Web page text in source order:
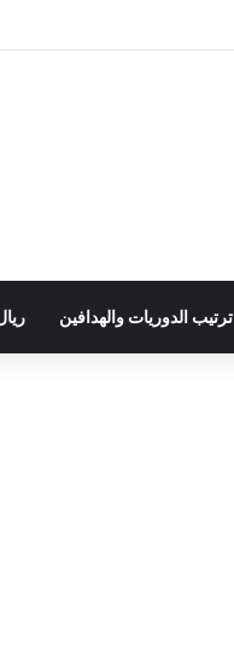
ترتيب الدوريات والهدافين